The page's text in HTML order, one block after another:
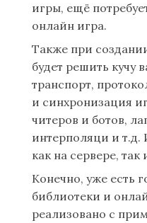
игры, ещё
онлайн игра.
Также при
будет решить кучу
транспорт,
и синхронизация
читеров и ботов,
интерполяци и т.д.
как на сервере, так
Конечно, уже есть
библиотеки и
реализовано с